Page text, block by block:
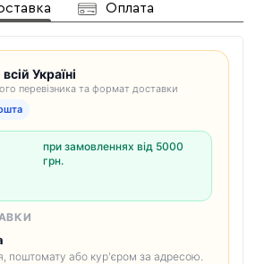
Оплата
Україні
перевізника та формат доставки
при замовленнях від 5000
грн.
поштомату або кур'єром за адресою.